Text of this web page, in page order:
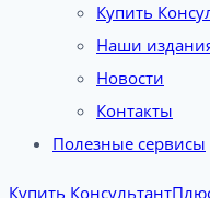
Купить
Наши
Новости
Контакты
Полезные сервисы
Купить